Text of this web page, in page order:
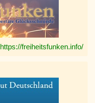
https://freiheitsfunken.info/